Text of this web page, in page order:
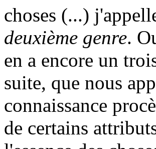
choses (...)
deuxième genre.
en a encore un
suite, que nous
connaissance
de certains